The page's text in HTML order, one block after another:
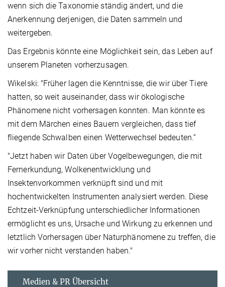
wenn sich die Taxonomie ständig ändert, und die
Anerkennung derjenigen, die Daten sammeln und
weitergeben.
Das Ergebnis könnte eine Möglichkeit sein, das Leben auf
unserem Planeten vorherzusagen.
Wikelski: "Früher lagen die Kenntnisse, die wir über Tiere
hatten, so weit auseinander, dass wir ökologische
Phänomene nicht vorhersagen konnten. Man könnte es
mit dem Märchen eines Bauern vergleichen, dass tief
fliegende Schwalben einen Wetterwechsel bedeuten.“
"Jetzt haben wir Daten über Vogelbewegungen, die mit
Fernerkundung, Wolkenentwicklung und
Insektenvorkommen verknüpft sind und mit
hochentwickelten Instrumenten analysiert werden. Diese
Echtzeit-Verknüpfung unterschiedlicher Informationen
ermöglicht es uns, Ursache und Wirkung zu erkennen und
letztlich Vorhersagen über Naturphänomene zu treffen, die
wir vorher nicht verstanden haben."
Medien & PR Übersicht